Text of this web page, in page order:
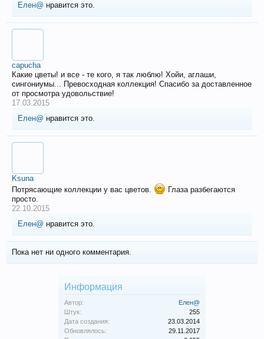
Елен@ нравится это.
capucha
Какие цветы! и все - те кого, я так люблю! Хойи, аглаши,
сингониумы... Превосходная коллекция! Спасибо за доставленное
от просмотра удовольствие!
17.03.2015
Елен@ нравится это.
Ksuna
Потрясающие коллекции у вас цветов.
Глаза разбегаются
просто.
22.10.2015
Елен@ нравится это.
Пока нет ни одного комментария.
Информация
Автор:
Елен@
Штук:
255
Дата создания:
23.03.2014
Обновлялось:
29.11.2017